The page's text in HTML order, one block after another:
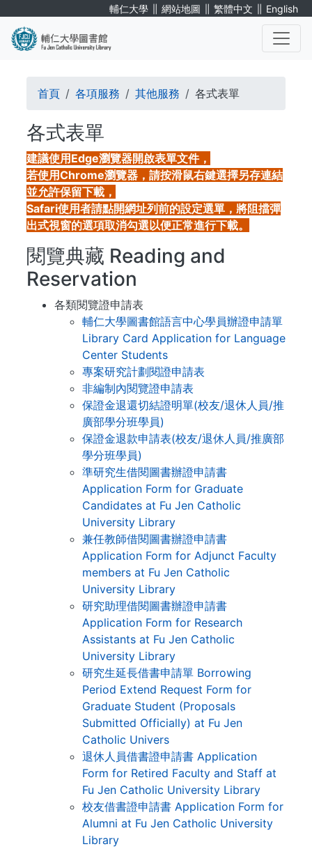
輔仁大學 ∥ 網站地圖 ∥ 繁體中文 ∥ English
導
航
連
結
首頁 各項服務 其他服務 各式表單
各式表單
建議使用Edge瀏覽器開啟表單文件，
若使用Chrome瀏覽器，請按滑鼠右鍵選擇另存連結
並允許保留下載，
Safari使用者請點開網址列前的設定選單，將阻擋彈
出式視窗的選項取消勾選以便正常進行下載。
閱覽典藏 Reading and
Reservation
各類閱覽證申請表
輔仁大學圖書館語言中心學員辦證申請單
Library Card Application for Language
Center Students
專案研究計劃閱證申請表
非編制內閱覽證申請表
保證金退還切結證明單(校友/退休人員/推
廣部學分班學員)
保證金退款申請表(校友/退休人員/推廣部
學分班學員)
準研究生借閱圖書辦證申請書
Application Form for Graduate
Candidates at Fu Jen Catholic
University Library
兼任教師借閱圖書辦證申請書
Application Form for Adjunct Faculty
members at Fu Jen Catholic
University Library
研究助理借閱圖書辦證申請書
Application Form for Research
Assistants at Fu Jen Catholic
University Library
研究生延長借書申請單 Borrowing
Period Extend Request Form for
Graduate Student (Proposals
Submitted Officially) at Fu Jen
Catholic Univers
退休人員借書證申請書 Application
Form for Retired Faculty and Staff at
Fu Jen Catholic University Library
校友借書證申請書 Application Form for
Alumni at Fu Jen Catholic University
Library